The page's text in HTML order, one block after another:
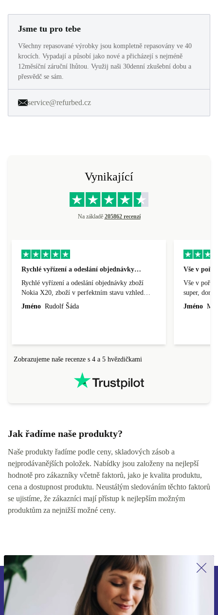
Jsme tu pro tebe
Všechny repasované výrobky jsou kompletně repasovány ve 40
krocích. Vypadají a působí jako nové a přicházejí s nejméně
12měsíční záruční lhůtou. Využij naši 30denní zkušební dobu a
přesvědč se sám.
service@refurbed.cz
Vynikající
Na základě 205862 recenzí
Rychlé vyřízení a odeslání objednávky…
Rychlé vyřízení a odeslání objednávky zboží
Nokia X20, zboží v perfektním stavu vzhled
nového výrobku, cena výborná, funguje v
Jméno Rudolf Šáda
Vše v
Vše v
super,
doprava
Jméno
Zobrazujeme naše recenze s 4 a 5 hvězdičkami
Jak řadíme naše produkty?
Naše produkty řadíme podle ceny, skladových zásob a
nejprodávanějších položek. Nabídky jsou založeny na nejlepší
hodnotě pro zákazníky včetně faktorů, jako je kvalita produktu,
cena a dostupnost produktu. Neustálým sledováním těchto faktorů
se ujistíme, že zákazníci mají přístup k nejlepším možným
produktům za nejnižší možné ceny.
Přihlas se k odběru našich novinek a
ušetři 400 Kč!
Už nikdy nepromeškej žádnou nabídku.